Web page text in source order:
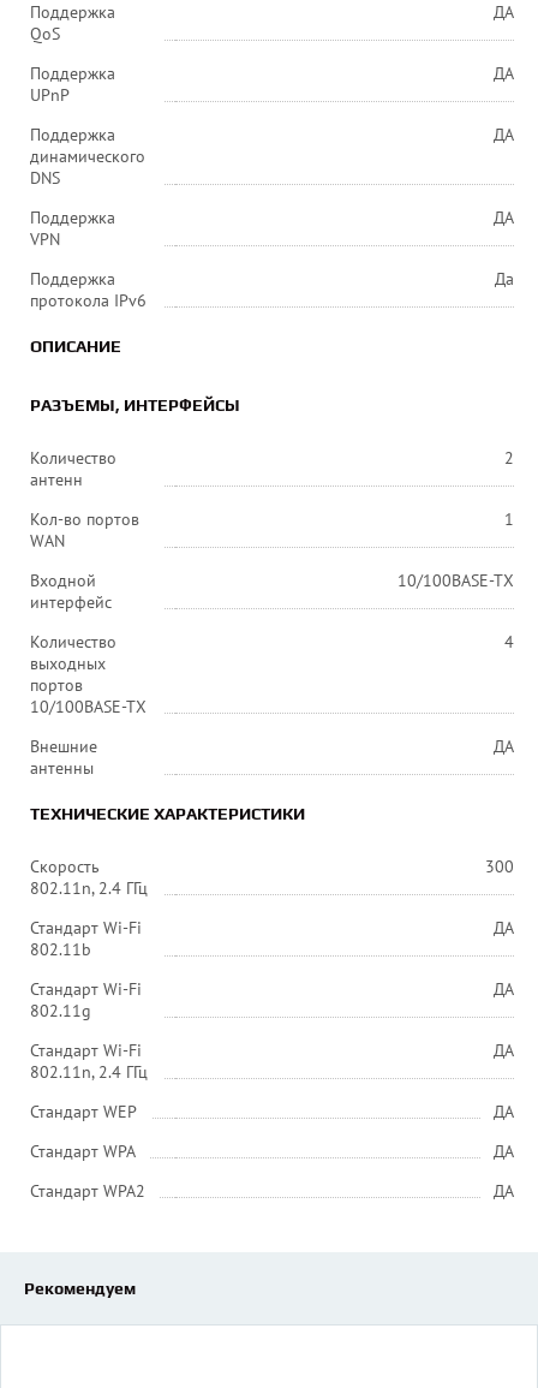
Поддержка
QoS
ДА
Поддержка
UPnP
ДА
Поддержка
динамического
DNS
ДА
Поддержка
VPN
ДА
Поддержка
протокола IPv6
Да
ОПИСАНИЕ
РАЗЪЕМЫ, ИНТЕРФЕЙСЫ
Количество
антенн
2
Кол-во портов
WAN
1
Входной
интерфейс
10/100BASE-TX
Количество
выходных
портов
10/100BASE-TX
4
Внешние
антенны
ДА
ТЕХНИЧЕСКИЕ ХАРАКТЕРИСТИКИ
Скорость
802.11n, 2.4 ГГц
300
Стандарт Wi-Fi
802.11b
ДА
Стандарт Wi-Fi
802.11g
ДА
Стандарт Wi-Fi
802.11n, 2.4 ГГц
ДА
Стандарт WEP
ДА
Стандарт WPA
ДА
Стандарт WPA2
ДА
Рекомендуем